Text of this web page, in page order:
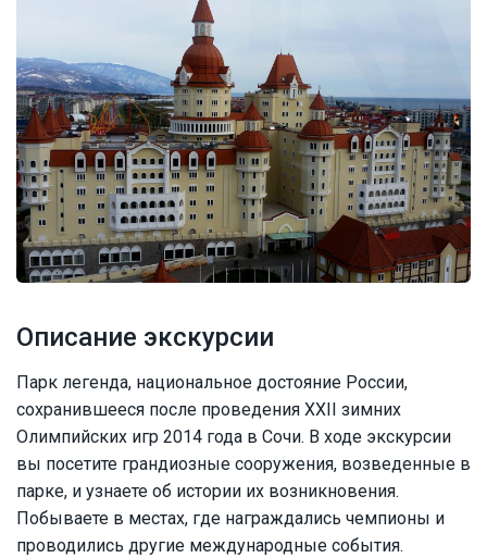
Описание экскурсии
Парк легенда, национальное достояние России,
сохранившееся после проведения XXII зимних
Олимпийских игр 2014 года в Сочи. В ходе экскурсии
вы посетите грандиозные сооружения, возведенные в
парке, и узнаете об истории их возникновения.
Побываете в местах, где награждались чемпионы и
проводились другие международные события.